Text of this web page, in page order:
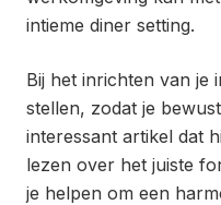
intieme diner setting.
Bij het inrichten van je
stellen, zodat je
interessant artikel dat
lezen over het juiste
je helpen om een